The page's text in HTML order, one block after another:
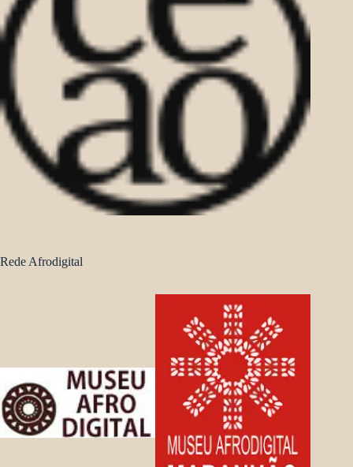
Rede Afrodigital